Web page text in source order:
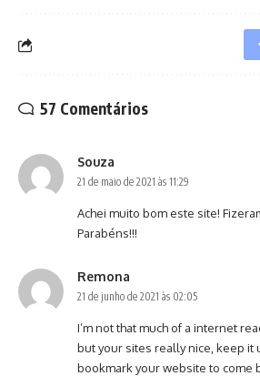
57 Comentários
Souza
21 de maio de 2021 às 11:29
Achei muito bom este site!
Parabéns!!!
Remona
21 de junho de 2021 às 02:05
I’m not that much of a internet
but your sites really nice, keep it
bookmark your website to come